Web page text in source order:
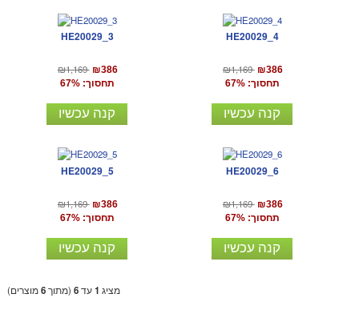
HE20029_3
₪1,169 ₪386
תחסוך: 67%
קנה עכשיו
HE20029_4
₪1,169 ₪386
תחסוך: 67%
קנה עכשיו
HE20029_5
₪1,169 ₪386
תחסוך: 67%
קנה עכשיו
HE20029_6
₪1,169 ₪386
תחסוך: 67%
קנה עכשיו
מציג 1עד6 (מתוך6מוצרים)